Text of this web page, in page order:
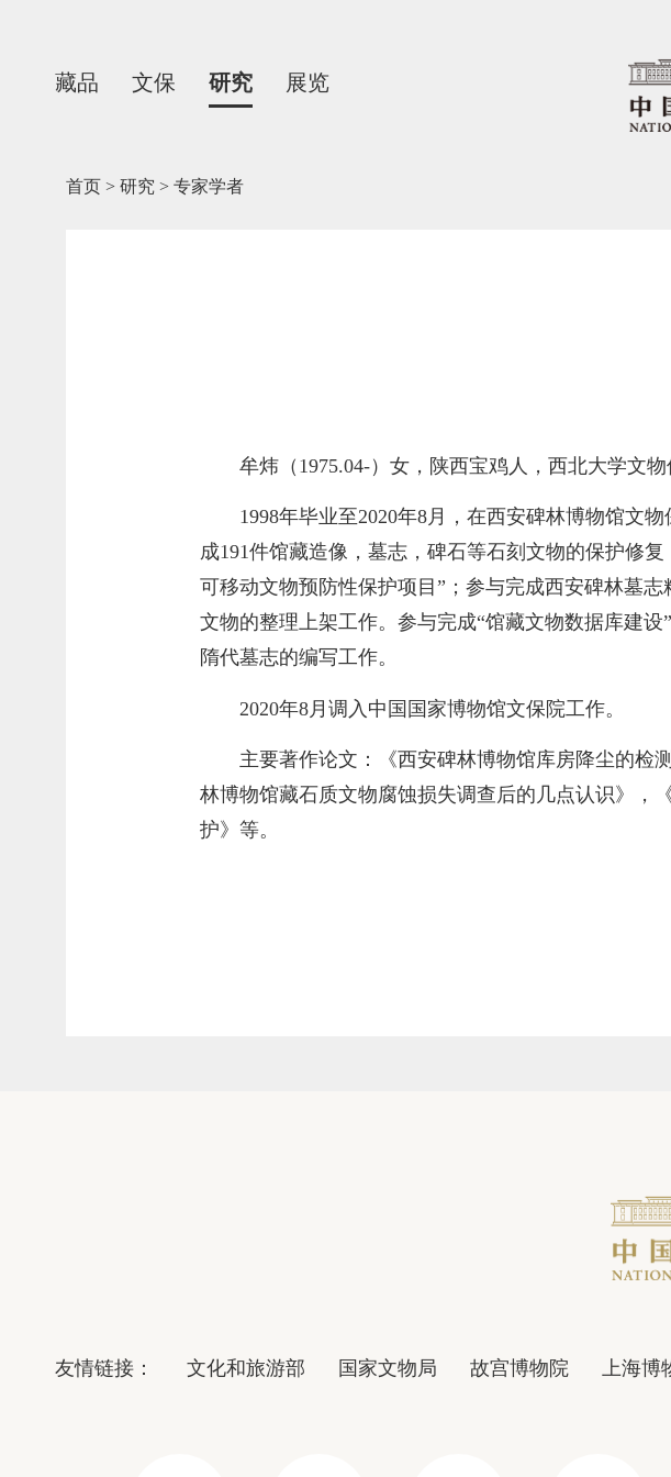
藏品 文保 研究 展览
首页 > 研究 > 专家学者
牟炜（1975.04-）女，陕西宝鸡人，西北大学文
1998年毕业至2020年8月，在西安碑林博物馆文
成191件馆藏造像，墓志，碑石等石刻文物的保护修复
可移动文物预防性保护项目”；参与完成西安碑林墓志
文物的整理上架工作。参与完成“馆藏文物数据库建
隋代墓志的编写工作。
2020年8月调入中国国家博物馆文保院工作。
主要著作论文： 《西安碑林博物馆库房降尘的检
林博物馆藏石质文物腐蚀损失调查后的几点认识》，
护》等。
友情链接： 文化和旅游部 国家文物局 故宫博物院 上海博